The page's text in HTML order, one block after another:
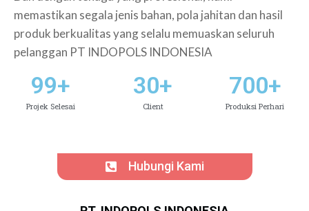
memastikan segala jenis bahan, pola jahitan dan hasil
produk berkualitas yang selalu memuaskan seluruh
pelanggan PT INDOPOLS INDONESIA
Hubungi Kami
99+
Projek Selesai
30+
Client
700+
Produksi Perhari